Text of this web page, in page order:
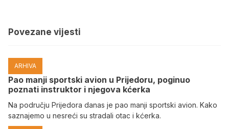
Povezane vijesti
ARHIVA
Pao manji sportski avion u Prijedoru, poginuo
poznati instruktor i njegova kćerka
Na području Prijedora danas je pao manji sportski avion. Kako
saznajemo u nesreći su stradali otac i kćerka.